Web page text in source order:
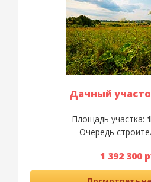
Дачный
Площадь участка:
Очередь
1 392 300